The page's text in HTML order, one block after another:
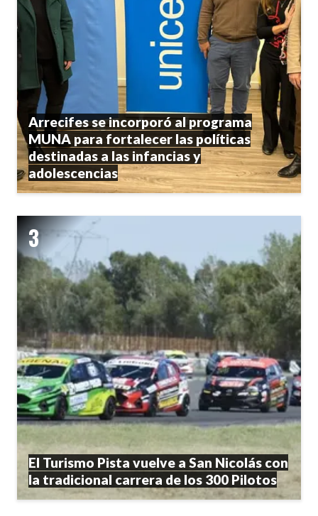
Arrecifes se incorporó al programa
MUNA para fortalecer las políticas
destinadas a las infancias y
adolescencias
El Turismo Pista vuelve a San Nicolás con
la tradicional carrera de los 300 Pilotos